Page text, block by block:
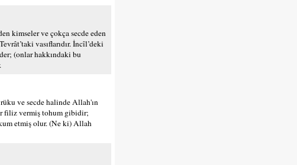
kimseler ve çokça secde eden
vasıflarıdır. İncîl’deki
(onlar hakkındaki bu
ve secde halinde Allah'ın
filiz vermiş tohum gibidir;
etmiş olur. (Ne ki) Allah